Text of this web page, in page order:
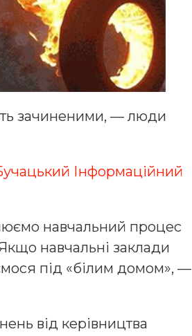
зачиненими, — люди
Інформаційний
навчальний процес
навчальні заклади
під «білим домом», —
від керівництва